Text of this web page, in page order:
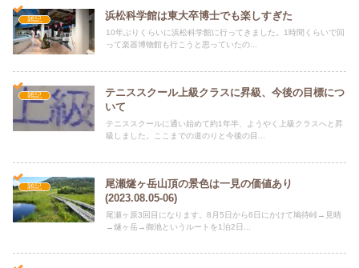
雑記 浜松科学館は東大卒博士でも楽しすぎた
10年ぶりくらいに浜松科学館に行ってきました。1時間くらいで回
って楽器博物館も行こうと思っていたの...
雑記
テニススクール上級クラスに昇級、今後の目標につ
いて
テニススクールに通い始めて約1年半、ようやく上級クラスへと昇
級しました。ここまでの道のりと今後の目...
雑記
尾瀬燧ヶ岳山頂の景色は一見の価値あり
(2023.08.05-06)
尾瀬ヶ原3回目になります。8月5日から6日にかけて鳩待峠→見晴
→燧ヶ岳→御池というルートを1泊2日...